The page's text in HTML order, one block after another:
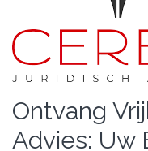
Ontvang
Advies: Uw